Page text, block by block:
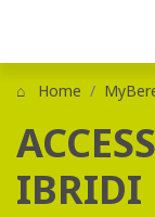
Home
IBRIDI